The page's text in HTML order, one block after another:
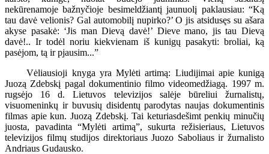
nekūrenamoje bažnyčioje besimeldžiantį jaunuolį paklausiau: “Ką
tau davė velionis? Gal automobilį nupirko?’ O jis atsidusęs su ašara
akyse pasakė: ‘Jis man Dievą davė!’ Dieve mano, jis tau Dievą
davė!.. Ir todėl noriu kiekvienam iš kunigų pasakyti: broliai, ką
pasėjom, tą ir pjausim...”
Vėliausioji knyga yra Mylėti artimą: Liudijimai apie kunigą
Juozą Zdebskį pagal dokumentinio filmo videomedžiagą. 1997 m.
rugsėjo 16 d. Lietuvos televizijos salėje būreliui žurnalistų,
visuomeninkų ir buvusių disidentų parodytas naujas dokumentinis
filmas apie kun. Juozą Zdebskį. Tai keturiasdešimt penkių minučių
juosta, pavadinta “Mylėti artimą”, sukurta režisieriaus, Lietuvos
televizijos filmų studijos direktoriaus Juozo Saboliaus ir žurnalisto
Andriaus Gudausko.